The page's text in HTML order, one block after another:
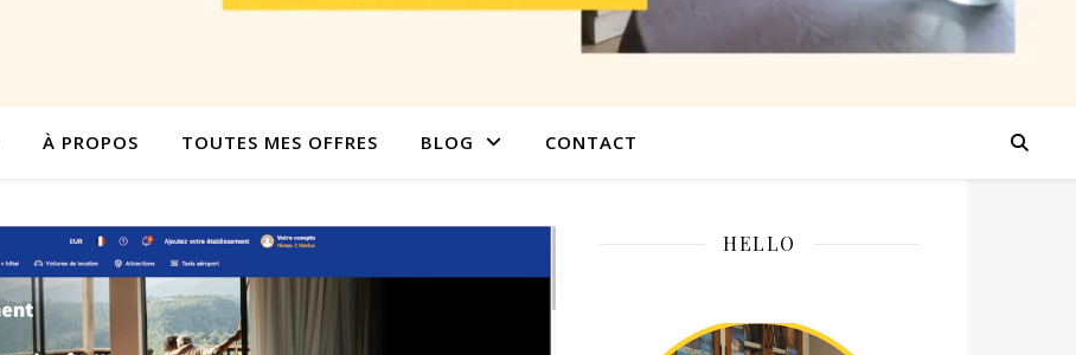
À PROPOS TOUTES MES OFFRES BLOG CONTACT
HELLO